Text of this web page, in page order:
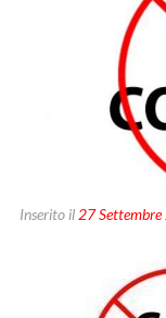
Inserito il 27